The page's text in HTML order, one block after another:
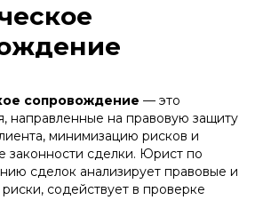
сопровождение — это
направленные на правовую защиту
минимизацию рисков и
законности сделки. Юрист по
сделок анализирует правовые и
содействует в проверке